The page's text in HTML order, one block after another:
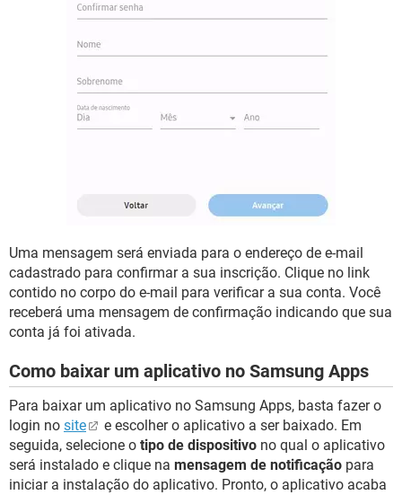
Uma mensagem será enviada para o endereço de e-mail
cadastrado para confirmar a sua inscrição. Clique no link
contido no corpo do e-mail para verificar a sua conta. Você
receberá uma mensagem de confirmação indicando que sua
conta já foi ativada.
Como baixar um aplicativo no Samsung Apps
Para baixar um aplicativo no Samsung Apps, basta fazer o
login no site
e escolher o aplicativo a ser baixado. Em
seguida, selecione o tipo de dispositivo no qual o aplicativo
será instalado e clique na mensagem de notificação para
iniciar a instalação do aplicativo. Pronto, o aplicativo acaba